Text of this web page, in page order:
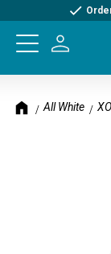
Meny
All White XO